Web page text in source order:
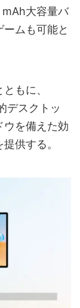
大容量バ
ムも可能と
もに、
デスクトッ
ウを備えた効
供する。